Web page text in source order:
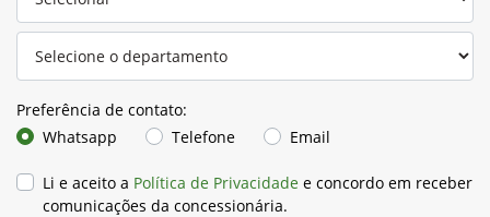
Preferência de contato:
Whatsapp
Telefone Email
Li e aceito a Política de Privacidade e concordo em receber
comunicações da concessionária.